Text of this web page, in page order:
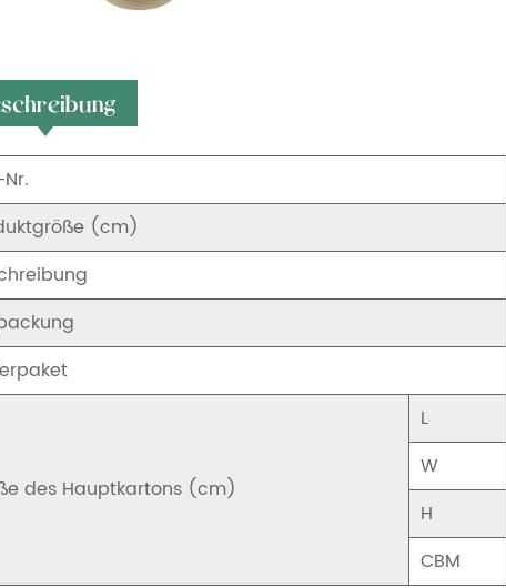
(cm)
des Hauptkartons (cm)
L
W
H
CBM